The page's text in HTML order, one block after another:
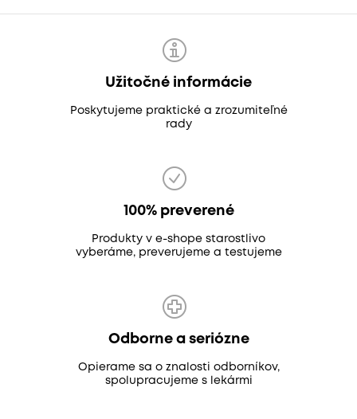
Užitočné informácie
Poskytujeme praktické a zrozumiteľné
rady
100% preverené
Produkty v e-shope starostlivo
vyberáme, preverujeme a testujeme
Odborne a seriózne
Opierame sa o znalosti odborníkov,
spolupracujeme s lekármi